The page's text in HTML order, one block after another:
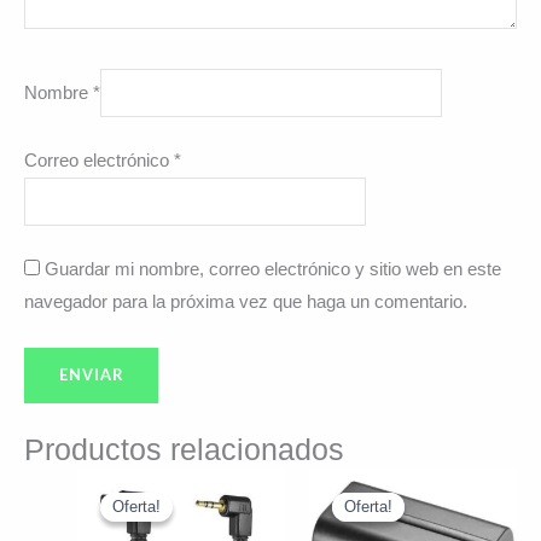
Nombre *
Correo electrónico *
Guardar mi nombre, correo electrónico y sitio web en este
navegador para la próxima vez que haga un comentario.
Productos relacionados
Oferta!
Oferta!precio
original
precio
actual
Oferta!
Oferta!precio
original
actual